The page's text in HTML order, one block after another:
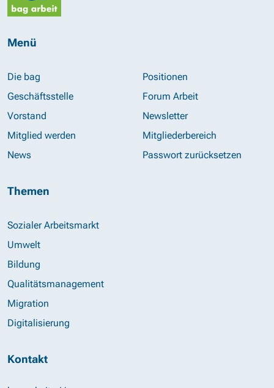
Menü
Die bag
Geschäftsstelle
Vorstand
Mitglied werden
News
Positionen
Forum Arbeit
Newsletter
Mitgliederbereich
Passwort zurücksetzen
Themen
Sozialer Arbeitsmarkt
Umwelt
Bildung
Qualitätsmanagement
Migration
Digitalisierung
Kontakt